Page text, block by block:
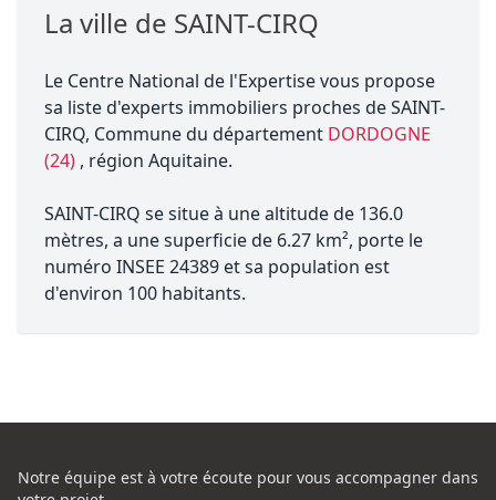
La ville de SAINT-CIRQ
Le Centre National de l'Expertise vous propose
sa liste d'experts immobiliers proches de SAINT-
CIRQ, Commune du département DORDOGNE
(24) , région Aquitaine.
SAINT-CIRQ se situe à une altitude de 136.0
mètres, a une superficie de 6.27 km², porte le
numéro INSEE 24389 et sa population est
d'environ 100 habitants.
Notre équipe est à votre écoute pour vous accompagner dans